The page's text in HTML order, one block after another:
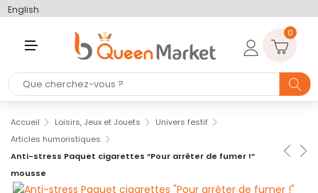
English
U
0
Accueil Loisirs, Jeux et Jouets
Univers festif
Articles humoristiques
Anti-stress Paquet cigarettes “Pour arrêter de fumer !”
mousse